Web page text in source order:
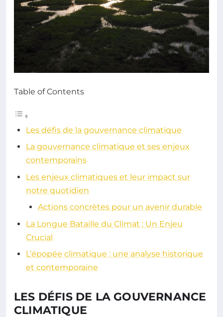
Table of Contents
Les défis de la gouvernance climatique
La gouvernance climatique et ses enjeux
contemporains
Les enjeux climatiques et leur impact sur
notre quotidien
Actions concrètes pour un avenir durable
La Longue Bataille du Climat : Un Enjeu
Crucial
L’épopée climatique : une analyse historique
et contemporaine
LES DÉFIS DE LA GOUVERNANCE
CLIMATIQUE